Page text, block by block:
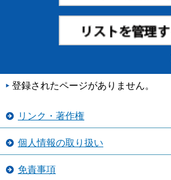
登録されたページがありません。
リンク・著作権
個人情報の取り扱い
免責事項